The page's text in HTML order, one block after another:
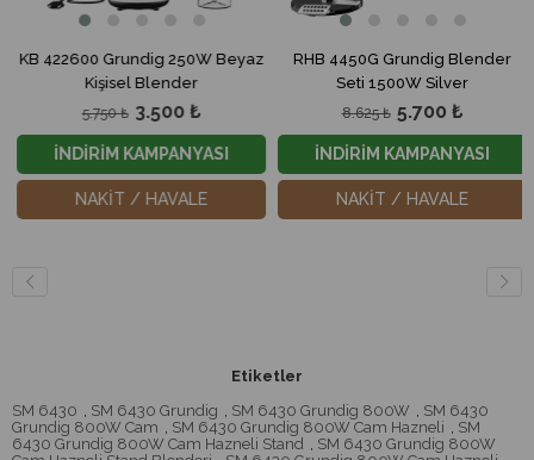
KB 422600 Grundig 250W Beyaz
Kişisel Blender
3.500 ₺
5.750 ₺
İNDİRİM KAMPANYASI
NAKİT / HAVALE
RHB 4450G Grundig Blender
Seti 1500W Silver
5.700 ₺
8.625 ₺
İNDİRİM KAMPANYASI
NAKİT / HAVALE
Etiketler
SM 6430 , SM 6430 Grundig , SM 6430 Grundig 800W , SM 6430
Grundig 800W Cam , SM 6430 Grundig 800W Cam Hazneli , SM
6430 Grundig 800W Cam Hazneli Stand , SM 6430 Grundig 800W